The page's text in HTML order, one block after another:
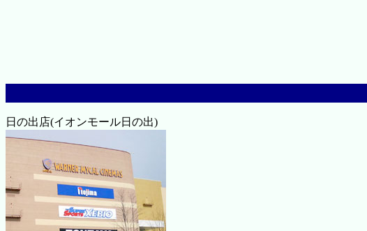
日の出店(イオンモール日の出)